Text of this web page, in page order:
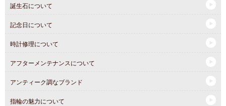
誕生石について
記念日について
時計修理について
アフターメンテナンスについて
アンティーク調なブランド
指輪の魅力について